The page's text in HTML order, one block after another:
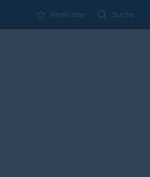
Merkliste Suche